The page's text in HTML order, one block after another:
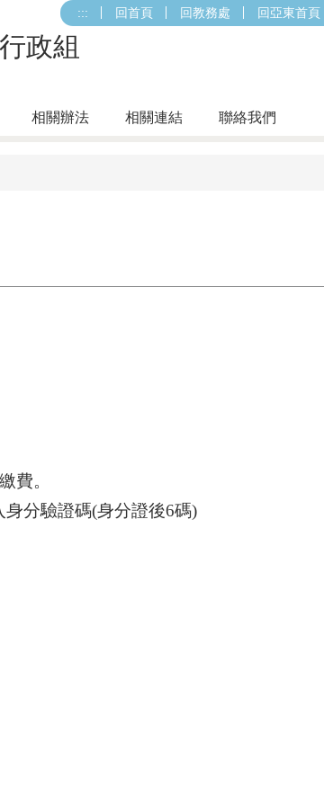
政組
::: 回首頁 回教務處 回亞東首頁
相關辦法 相關連結 聯絡我們
費。
分驗證碼(身分證後6碼)